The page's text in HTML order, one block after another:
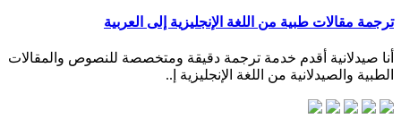
ترجمة مقالات طبية من اللغة الإنجليزية إلى العربية
أنا صيدلانية أقدم خدمة ترجمة دقيقة ومتخصصة للنصوص والمقالات
الطبية والصيدلانية من اللغة الإنجليزية إ..